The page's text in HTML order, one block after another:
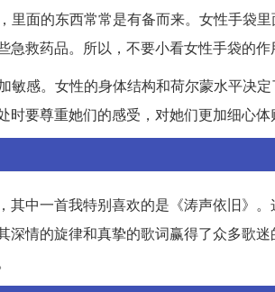
里面的东西常常是有备而来。女性手袋
救药品。所以，不要小看女性手袋的作
敏感。女性的身体结构和荷尔蒙水平决
要尊重她们的感受，对她们更加细心体
其中一首我特别喜欢的是《涛声依旧》
深情的旋律和真挚的歌词赢得了众多歌